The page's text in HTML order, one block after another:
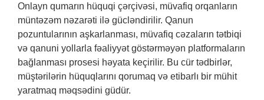
Onlayn qumarın hüquqi çərçivəsi, müvafiq orqanların
müntəzəm nəzarəti ilə gücləndirilir. Qanun
pozuntularının aşkarlanması, müvafiq cəzaların tətbiqi
və qanuni yollarla fəaliyyət göstərməyən platformaların
bağlanması prosesi həyata keçirilir. Bu cür tədbirlər,
müştərilərin hüquqlarını qorumaq və etibarlı bir mühit
yaratmaq məqsədini güdür.